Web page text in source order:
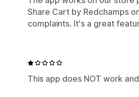
Share Cart by Redchamps
complaints. It's a great
This app does NOT work